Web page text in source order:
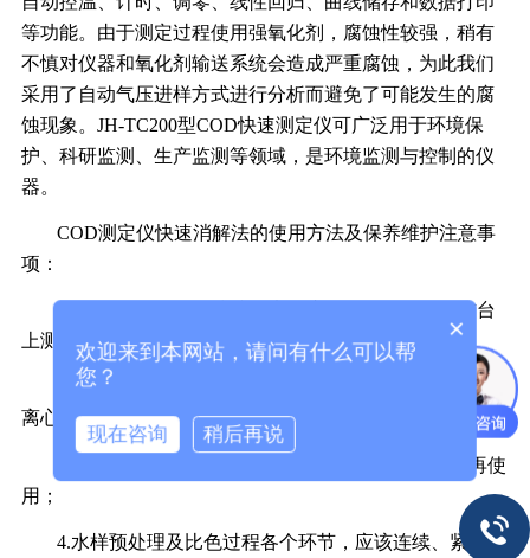
等功能。由于测定过程使用强氧化剂，腐蚀性较强，稍有
不慎对仪器和氧化剂输送系统会造成严重腐蚀，为此我们
采用了自动气压进样方式进行分析而避免了可能发生的腐
蚀现象。JH-TC200型COD快速测定仪可广泛用于环境保
护、科研监测、生产监测等领域，是环境监测与控制的仪
器。
COD测定仪快速消解法的使用方法及保养维护注意事
项：
1.JH-TC200型COD快速测定仪应放置在平稳的工作台
上测定；
2.试样如果有悬浮物或者杂质，必须使其沉淀或离心机
离心，取上清液测定；
3.消解系统应提前开启进行升温，到达设定温度后再使
用；
4.水样预处理及比色过程各个环节，应该连续、紧凑完
×
欢迎来到本网站，请问有什么可以帮
您？
现在咨询 稍后再说